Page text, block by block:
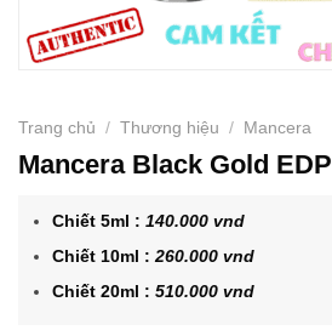
Trang chủ / Thương hiệu / Mancera
Mancera Black Gold EDP
Chiết 5ml :140.000 vnd
Chiết 10ml :260.000 vnd
Chiết 20ml :510.000 vnd